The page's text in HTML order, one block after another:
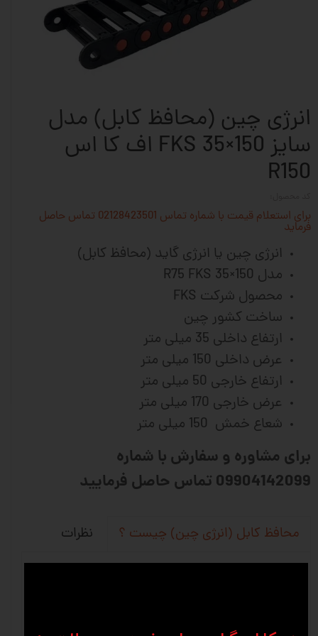
انرژی چین (محافظ کابل) مدل
سایز 150×35 FKS اف کا اس
R150
برای استعلام قیمت با شماره تماس 02128423501 تماس حاصل
فرماید
انرژی چین یا انرژی گاید (محافظ کابل)
مدل R75 FKS 35×150
محصول شرکت FKS
ساخت کشور چین
ارتفاع داخلی 35 میلی متر
عرض داخلی 150 میلی متر
ارتفاع خارجی 50 میلی متر
عرض خارجی 170 میلی متر
شعاع خمش 150 میلی متر
برای مشاوره و سفارش با شماره
09904142099 تماس حاصل فرمایید
محافظ کابل (انرژی چین) چیست ؟ نظرات